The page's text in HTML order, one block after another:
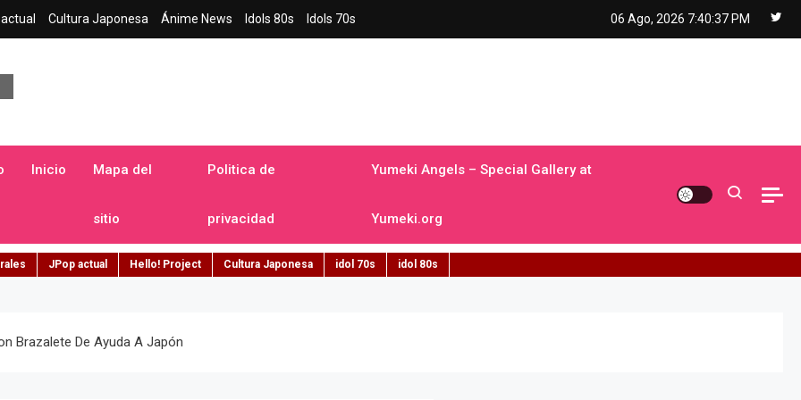
Cultura Japonesa Ánime News Idols 80s Idols 70s 06 Ago, 2026 7:40:38 PM
Inicio Mapa del
sitio
Politica de
privacidad
Yumeki Angels – Special Gallery at
Yumeki.org
JPop actual Hello! Project Cultura Japonesa idol 70s idol 80s
Brazalete De Ayuda A Japón